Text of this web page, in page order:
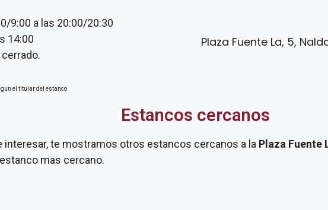
9:00 a las 20:00/20:30
14:00
cerrado.
el titular del estanco
Plaza Fuente La, 5,
Estancos cercanos
interesar, te mostramos otros estancos cercanos a la Plaza Fuente
mas cercano.